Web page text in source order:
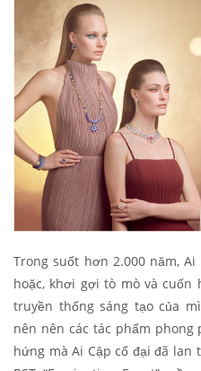
Trong suốt hơn 2.000 năm,
hoặc, khơi gợi tò mò và
truyền thống sáng tạo của
nên nên các tác phẩm
hứng mà Ai Cập cổ đại đã